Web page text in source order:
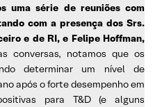
uma série de reuniões com
com a presença dos Srs.
e de RI, e Felipe Hoffman,
conversas, notamos que os
determinar um nível de
após o forte desempenho em
para T&D (e alguns